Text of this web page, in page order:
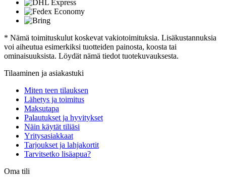
* Nämä toimituskulut koskevat vakiotoimituksia. Lisäkustannuksia
voi aiheutua esimerkiksi tuotteiden painosta, koosta tai
ominaisuuksista. Löydät nämä tiedot tuotekuvauksesta.
Tilaaminen ja asiakastuki
Miten teen tilauksen
Lähetys ja toimitus
Maksutapa
Palautukset ja hyvitykset
Näin käytät tiliäsi
Yritysasiakkaat
Tarjoukset ja lahjakortit
Tarvitsetko lisäapua?
Oma tili